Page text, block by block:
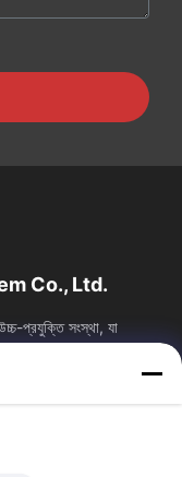
Co., Ltd.
প্রযুক্তি সংস্থা, যা